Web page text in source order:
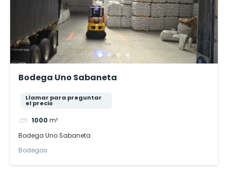
Bodega Uno Sabaneta
Llamar para preguntar
el precio
1000 m²
Bodega Uno Sabaneta
Bodegas